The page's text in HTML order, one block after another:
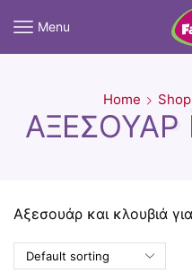
Menu
Home Shop
Αξεσουάρ και κλουβιά